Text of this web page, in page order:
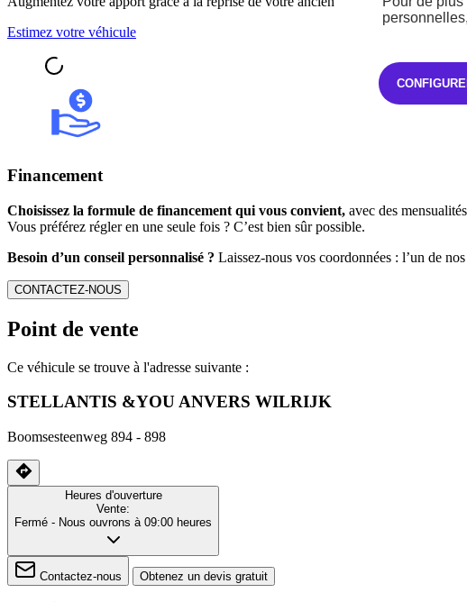
Estimez votre véhicule
Financement
Choisissez la formule de financement qui vous convient, avec des
Vous préférez régler en une seule fois ? C’est bien sûr possible.
Besoin d’un conseil personnalisé ? Laissez-nous vos coordonnées : l’un de
CONTACTEZ-NOUS
Point de vente
Ce véhicule se trouve à l'adresse suivante :
STELLANTIS &YOU ANVERS WILRIJK
Boomsesteenweg 894 - 898
Heures d'ouverture
Vente:
Fermé - Nous ouvrons à 09:00 heures
Contactez-nous Obtenez un devis gratuit